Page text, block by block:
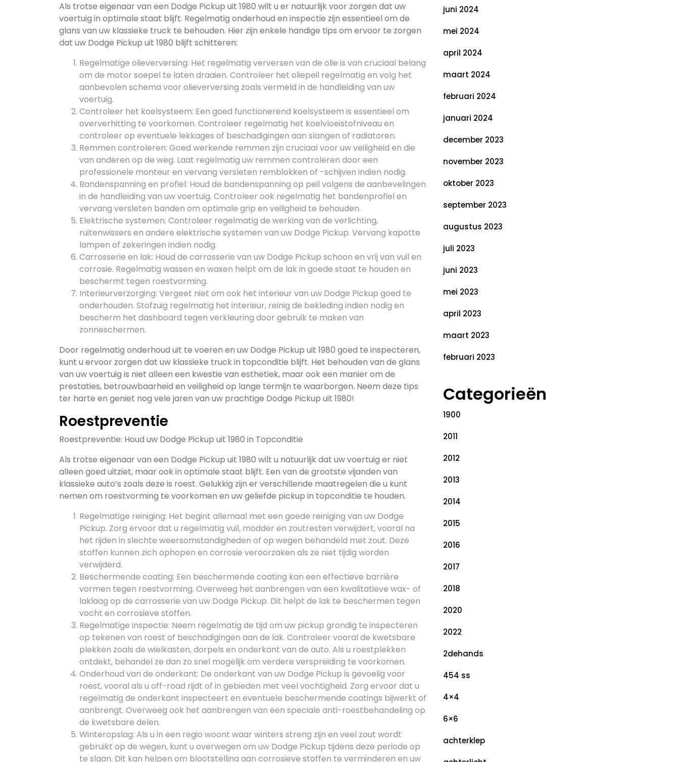
Als trotse eigenaar van een Dodge Pickup uit 1980 wilt u er natuurlijk voor zorgen dat uw
voertuig in optimale staat blijft. Regelmatig onderhoud en inspectie zijn essentieel om de
glans van uw klassieke truck te behouden. Hier zijn enkele handige tips om ervoor te zorgen
dat uw Dodge Pickup uit 1980 blijft schitteren:
Regelmatige olieverversing: Het regelmatig verversen van de olie is van cruciaal belang
om de motor soepel te laten draaien. Controleer het oliepeil regelmatig en volg het
aanbevolen schema voor olieverversing zoals vermeld in de handleiding van uw
voertuig.
Controleer het koelsysteem: Een goed functionerend koelsysteem is essentieel om
oververhitting te voorkomen. Controleer regelmatig het koelvloeistofniveau en
controleer op eventuele lekkages of beschadigingen aan slangen of radiatoren.
Remmen controleren: Goed werkende remmen zijn cruciaal voor uw veiligheid en die
van anderen op de weg. Laat regelmatig uw remmen controleren door een
professionele monteur en vervang versleten remblokken of -schijven indien nodig.
Bandenspanning en profiel: Houd de bandenspanning op peil volgens de aanbevelingen
in de handleiding van uw voertuig. Controleer ook regelmatig het bandenprofiel en
vervang versleten banden om optimale grip en veiligheid te behouden.
Elektrische systemen: Controleer regelmatig de werking van de verlichting,
ruitenwissers en andere elektrische systemen van uw Dodge Pickup. Vervang kapotte
lampen of zekeringen indien nodig.
Carrosserie en lak: Houd de carrosserie van uw Dodge Pickup schoon en vrij van vuil en
corrosie. Regelmatig wassen en waxen helpt om de lak in goede staat te houden en
beschermt tegen roestvorming.
Interieurverzorging: Vergeet niet om ook het interieur van uw Dodge Pickup goed te
onderhouden. Stofzuig regelmatig het interieur, reinig de bekleding indien nodig en
bescherm het dashboard tegen verkleuring door gebruik te maken van
zonneschermen.
Door regelmatig onderhoud uit te voeren en uw Dodge Pickup uit 1980 goed te inspecteren,
kunt u ervoor zorgen dat uw klassieke truck in topconditie blijft. Het behouden van de glans
van uw voertuig is niet alleen een kwestie van esthetiek, maar ook een manier om de
prestaties, betrouwbaarheid en veiligheid op lange termijn te waarborgen. Neem deze tips
ter harte en geniet nog vele jaren van uw prachtige Dodge Pickup uit 1980!
Roestpreventie
Roestpreventie: Houd uw Dodge Pickup uit 1980 in Topconditie
Als trotse eigenaar van een Dodge Pickup uit 1980 wilt u natuurlijk dat uw voertuig er niet
alleen goed uitziet, maar ook in optimale staat blijft. Een van de grootste vijanden van
klassieke auto’s zoals deze is roest. Gelukkig zijn er verschillende maatregelen die u kunt
nemen om roestvorming te voorkomen en uw geliefde pickup in topconditie te houden.
Regelmatige reiniging: Het begint allemaal met een goede reiniging van uw Dodge
Pickup. Zorg ervoor dat u regelmatig vuil, modder en zoutresten verwijdert, vooral na
het rijden in slechte weersomstandigheden of op wegen behandeld met zout. Deze
stoffen kunnen zich ophopen en corrosie veroorzaken als ze niet tijdig worden
verwijderd.
Beschermende coating: Een beschermende coating kan een effectieve barrière
vormen tegen roestvorming. Overweeg het aanbrengen van een kwalitatieve wax- of
laklaag op de carrosserie van uw Dodge Pickup. Dit helpt de lak te beschermen tegen
vocht en corrosieve stoffen.
Regelmatige inspectie: Neem regelmatig de tijd om uw pickup grondig te inspecteren
op tekenen van roest of beschadigingen aan de lak. Controleer vooral de kwetsbare
plekken zoals de wielkasten, dorpels en onderkant van de auto. Als u roestplekken
ontdekt, behandel ze dan zo snel mogelijk om verdere verspreiding te voorkomen.
Onderhoud van de onderkant: De onderkant van uw Dodge Pickup is gevoelig voor
roest, vooral als u off-road rijdt of in gebieden met veel vochtigheid. Zorg ervoor dat u
regelmatig de onderkant inspecteert en eventuele beschermende coatings bijwerkt of
aanbrengt. Overweeg ook het aanbrengen van een speciale anti-roestbehandeling op
de kwetsbare delen.
Winteropslag: Als u in een regio woont waar winters streng zijn en veel zout wordt
gebruikt op de wegen, kunt u overwegen om uw Dodge Pickup tijdens deze periode op
te slaan. Dit kan helpen om blootstelling aan corrosieve stoffen te verminderen en uw
juni 2024
mei 2024
april 2024
maart 2024
februari 2024
januari 2024
december 2023
november 2023
oktober 2023
september 2023
augustus 2023
juli 2023
juni 2023
mei 2023
april 2023
maart 2023
februari 2023
Categorieën
1900
2011
2012
2013
2014
2015
2016
2017
2018
2020
2022
2dehands
454 ss
4×4
6×6
achterklep